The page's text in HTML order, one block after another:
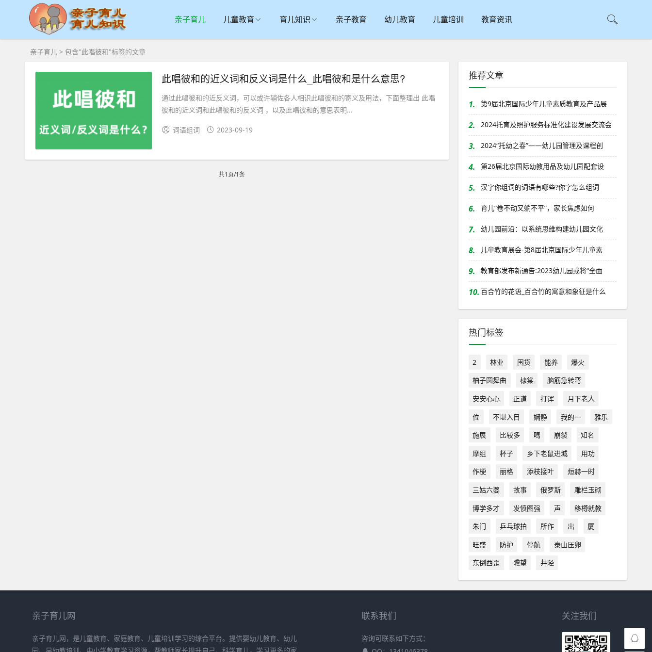
亲子育儿 儿童教育 育儿知识 亲子教育 幼儿教育 儿童培训 教育资讯
亲子育儿 > 包含"此唱彼和"标签的文章
此唱彼和的近义词和反义词是什么_此唱彼和是什么意思?
通过此唱彼和的近反义词，可以或许辅佐各人相识此唱彼和的寄义及用法，下面整理出 此唱
彼和的近义词和此唱彼和的反义词 ，以及此唱彼和的意思表明...
词语组词 2023-09-19
共1页/1条
推荐文章
1. 第9届北京国际少年儿童素质教育及产品展
2. 2024托育及照护服务标准化建设发展交流会
3. 2024“托幼之春”——幼儿园管理及课程创
4. 第26届北京国际幼教用品及幼儿园配套设
5. 汉字你组词的词语有哪些?你字怎么组词
6. 育儿“卷不动又躺不平”，家长焦虑如何
7. 幼儿园前沿：以系统思维构建幼儿园文化
8. 儿童教育展会-第8届北京国际少年儿童素
9. 教育部发布新通告:2023幼儿园或将“全面
10. 百合竹的花语_百合竹的寓意和象征是什么
热门标签
2 林业 囤货 能养
爆火
柚子圆舞曲
棣棠
脑筋急转弯
安安心心
正道 打诨
月下老人
位
不堪入目 娴静 我的一
雅乐
施展
比较多 嗎 崩裂
知名
摩组
杯子 乡下老鼠进城
用功
作梗
丽格 添枝接叶
烜赫一时
三姑六婆
故事 俄罗斯
雕栏玉砌
博学多才
发愤图强 声
移樽就教
朱门
乒乓球拍 所作 出
厦
旺盛
防护 停航
泰山压卵
东倒西歪
瞻望 井陉
亲子育儿网
亲子育儿网，是儿童教育、家庭教育、儿童培训学习的综合平台。提供婴幼儿教育、幼儿
联系我们
咨询可联系如下方式：
关注我们